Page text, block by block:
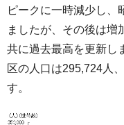
ピークに一時減少し、
ましたが、その後は増
共に過去最高を更新し
区の人口は295,724人
す。